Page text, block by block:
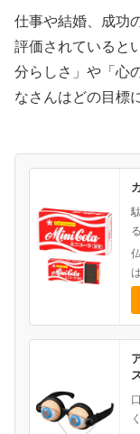
仕事や結婚、成功
評価されていると
分らしさ」や「心
なさんはどの目標